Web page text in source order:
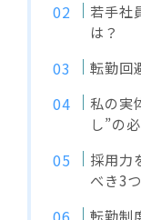
若手社
は？
転勤回
私の実
し”の
採用力
べき3
転勤制